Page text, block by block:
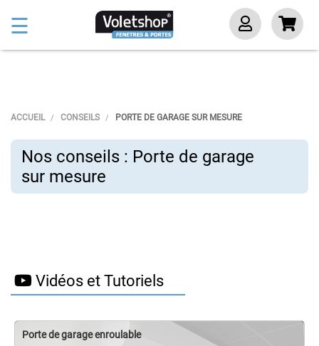
Basculer
la
☰
ACCUEIL CONSEILS PORTE DE GARAGE SUR MESURE
Nos conseils : Porte de garage
sur mesure
Vidéos et Tutoriels
Porte de garage enroulable